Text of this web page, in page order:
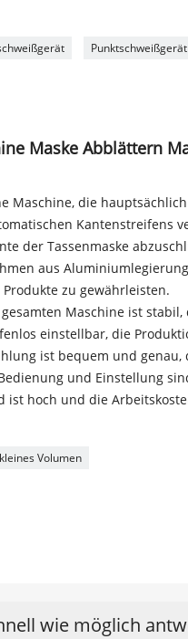
Maske Abblättern
Maschine, die
Kantenstreifens
der Tassenmaske
aus
zu gewährleisten.
Maschine ist stabil,
einstellbar, die
ist bequem und genau,
und Einstellung
ist hoch und die
kleines Volumen
wie möglich